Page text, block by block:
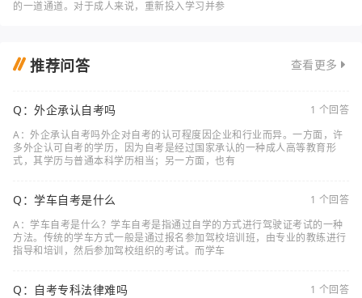
的一道通道。对于成人来说，重新投入学习并参
推荐问答 查看更多
Q：外企承认自考吗
1 个回答
A：外企承认自考吗外企对自考的认可程度因企业和行业而异。一方面，许
多外企认可自考的学历，因为自考是经过国家承认的一种成人高等教育形
式，其学历与普通本科学历相当；另一方面，也有
Q：学车自考是什么
1 个回答
A：学车自考是什么？学车自考是指通过自学的方式进行驾驶证考试的一种
方法。传统的学车方式一般是通过报名参加驾校培训班，由专业的教练进行
指导和培训，然后参加驾校组织的考试。而学车
Q：自考专科法律难吗
1 个回答